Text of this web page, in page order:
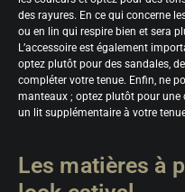
des rayures. En ce qui concerne
ou en lin qui respire bien et sera
L’accessoire est également
optez plutôt pour des sandales,
compléter votre tenue. Enfin, ne
manteaux ; optez plutôt pour une
un lit supplémentaire à votre
Les matières à